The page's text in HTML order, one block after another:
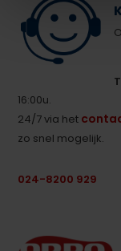
16:00u.
24/7 via het
zo snel mogelijk.
024-8200 929